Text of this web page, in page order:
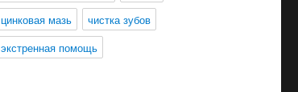
цинковая мазь
чистка зубов
экстренная помощь